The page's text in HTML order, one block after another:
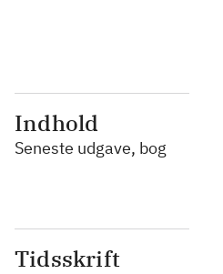
Indhold
Seneste udgave, bog
Tidsskrift